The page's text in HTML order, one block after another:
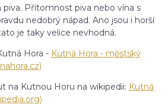
piva. Přítomnost piva nebo vína s
nedobrý nápad. Ano jsou i horší
je taky velice nevhodná.
Hora - Kutná Hora - městský
na Kutnou Horu na wikipedii: Kutná